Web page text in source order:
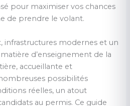
pour maximiser vos chances
de prendre le volant.
infrastructures modernes et un
d’enseignement de la
accueillante et
possibilités
réelles, un atout
au permis. Ce guide